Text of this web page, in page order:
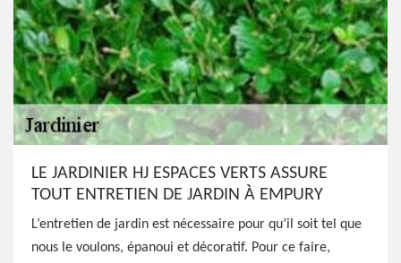
LE JARDINIER HJ ESPACES VERTS ASSURE
TOUT ENTRETIEN DE JARDIN À EMPURY
L’entretien de jardin est nécessaire pour qu’il soit tel que
nous le voulons, épanoui et décoratif. Pour ce faire,